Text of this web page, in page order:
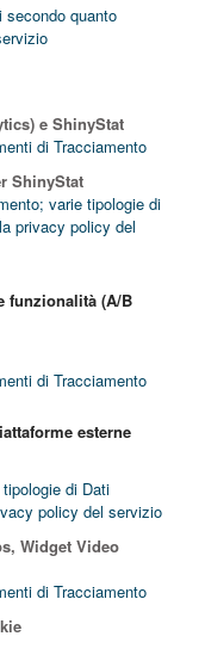
secondo quanto
e ShinyStat
di Tracciamento
ShinyStat
varie tipologie di
privacy policy del
funzionalità (A/B
di Tracciamento
esterne
di Dati
policy del servizio
Widget Video
di Tracciamento